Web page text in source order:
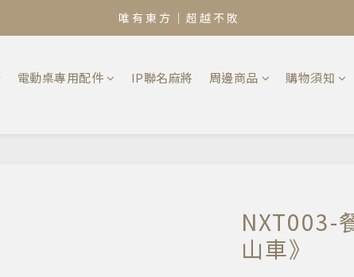
唯 有 東 方 ｜ 超 越 不 敗
電動桌專用配件 IP聯名麻將 周邊商品 購物須知
NXT003-
山車》